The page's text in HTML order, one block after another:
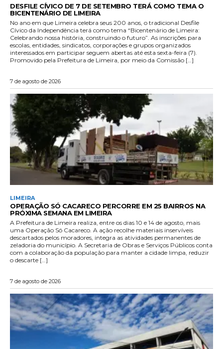
DESFILE CÍVICO DE 7 DE SETEMBRO TERÁ COMO TEMA O
BICENTENÁRIO DE LIMEIRA
No ano em que Limeira celebra seus 200 anos, o tradicional Desfile
Cívico da Independência terá como tema “Bicentenário de Limeira:
Celebrando nossa história, construindo o futuro”. As inscrições para
escolas, entidades, sindicatos, corporações e grupos organizados
interessados em participar seguem abertas até esta sexta-feira (7).
Promovido pela Prefeitura de Limeira, por meio da Comissão […]
7 de agosto de 2026
LIMEIRA
OPERAÇÃO SÓ CACARECO PERCORRE EM 25 BAIRROS NA
PRÓXIMA SEMANA EM LIMEIRA
A Prefeitura de Limeira realiza, entre os dias 10 e 14 de agosto, mais
uma Operação Só Cacareco. A ação recolhe materiais inservíveis
descartados pelos moradores, integra as atividades permanentes de
zeladoria do município. A Secretaria de Obras e Serviços Públicos conta
com a colaboração da população para manter a cidade limpa, reduzir
o descarte […]
7 de agosto de 2026